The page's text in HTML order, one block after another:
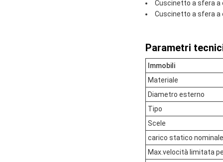
Cuscinetto a sfera
Cuscinetto a sfera
Parametri
Immobili
Materiale
Diametro esterno
Tipo
Scele
carico statico
Max.velocità limitata